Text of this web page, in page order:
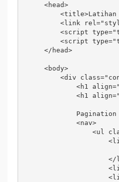
    <head>
<link
<script
<script
    </head>
    <body>
<div
<h1
<h1
Pagination
            <nav>
<ul
</